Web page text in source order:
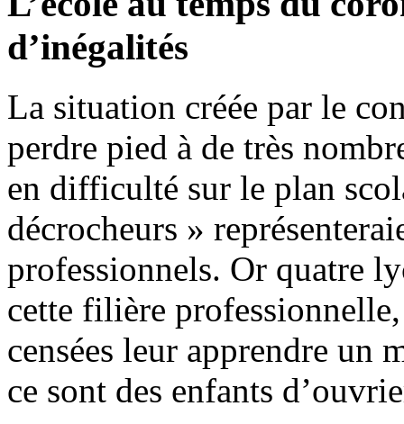
d’inégalités
La situation créée par le
perdre pied à de très
en difficulté sur le plan
décrocheurs »
professionnels. Or quatre
cette filière
censées leur apprendre un
ce sont des enfants